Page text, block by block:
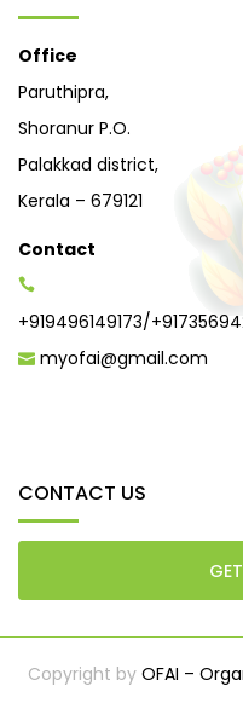
Office
Paruthipra,
Shoranur P.O.
Palakkad district,
Kerala – 679121
Contact
+919496149173/
myofai@gmail.com
CONTACT US
Copyright by OFAI –